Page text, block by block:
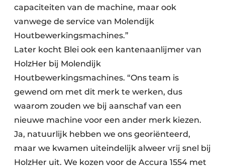
capaciteiten van de machine, maar ook
vanwege de service van Molendijk
Houtbewerkingsmachines.”
Later kocht Blei ook een kantenaanlijmer van
HolzHer bij Molendijk
Houtbewerkingsmachines. “Ons team is
gewend om met dit merk te werken, dus
waarom zouden we bij aanschaf van een
nieuwe machine voor een ander merk kiezen.
Ja, natuurlijk hebben we ons georiënteerd,
maar we kwamen uiteindelijk alweer vrij snel bij
HolzHer uit. We kozen voor de Accura 1554 met